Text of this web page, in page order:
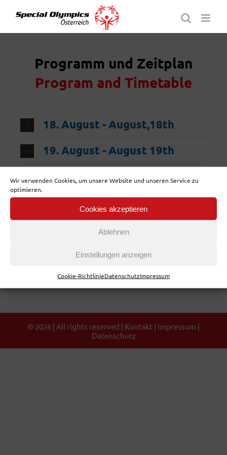
Wir verwenden Cookies, um unsere Website und unseren Service zu
optimieren.
Cookies akzeptieren
Ablehnen
Einstellungen anzeigen
Cookie-RichtlinieDatenschutzImpressum
content
Programm und Zeitplan
Program and Timetable
18. August - August,18th
19. August - August 19th
20. August - August, 20th
21. August - August, 21st
© 2026 | All rights reserved | Kontakt | Impressum |
Datenschutz